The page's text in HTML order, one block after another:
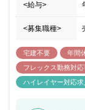
<給与>
<募集職種>
宅建不要 年間
フレックス勤務対
ハイレイヤー対応求